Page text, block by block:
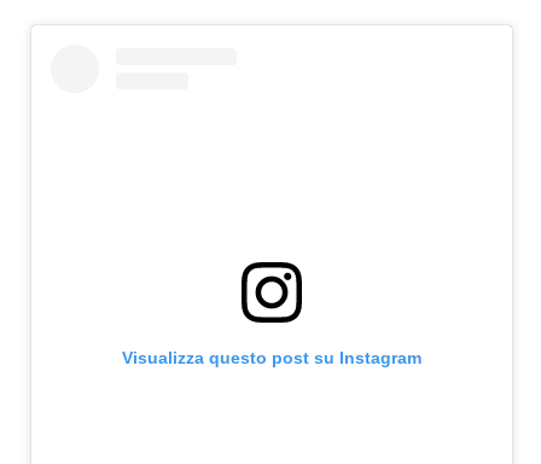
Visualizza questo post su Instagram